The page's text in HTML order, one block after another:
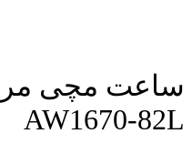
ساعت مچی
AW1670-82L